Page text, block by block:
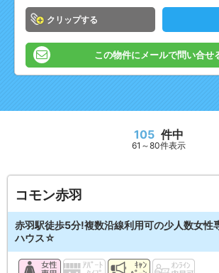
クリップ
この物件にメールで問い合せ
105 件中
61～80件表示
コモン赤羽
赤羽駅徒歩5分!複数沿線利用可の少人数女性
ハウス☆